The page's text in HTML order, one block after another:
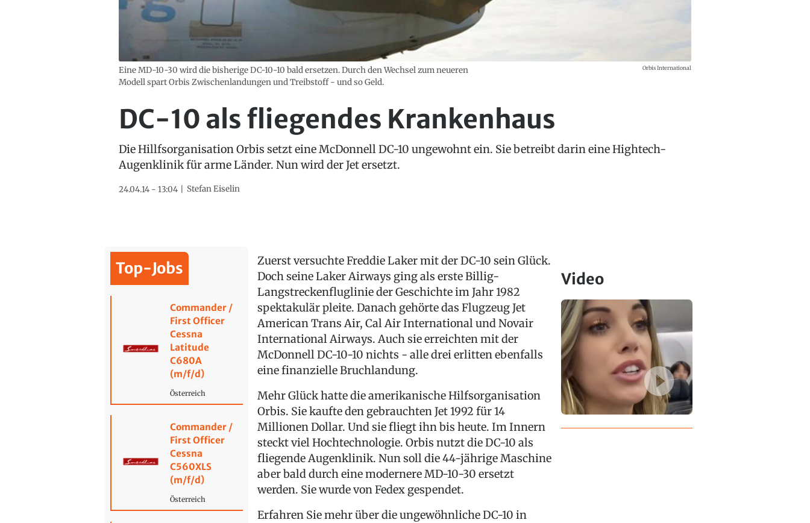
Eine MD-10-30 wird die bisherige DC-10-10 bald ersetzen. Durch den Wechsel zum neueren
Modell spart Orbis Zwischenlandungen und Treibstoff - und so Geld.
Orbis International
DC-10 als fliegendes Krankenhaus
Die Hillfsorganisation Orbis setzt eine McDonnell DC-10 ungewohnt ein. Sie betreibt darin eine Hightech-
Augenklinik für arme Länder. Nun wird der Jet ersetzt.
24.04.14 - 13:04 Stefan Eiselin
Top-Jobs
Commander /
First Officer
Cessna
Latitude
C680A
(m/f/d)
Österreich
Commander /
First Officer
Cessna
C560XLS
(m/f/d)
Österreich
Zuerst versuchte Freddie Laker mit der DC-10 sein Glück.
Doch seine Laker Airways ging als erste Billig-
Langstreckenfluglinie der Geschichte im Jahr 1982
spektakulär pleite. Danach gehörte das Flugzeug Jet
American Trans Air, Cal Air International und Novair
International Airways. Auch sie erreichten mit der
McDonnell DC-10-10 nichts - alle drei erlitten ebenfalls
eine finanzielle Bruchlandung.
Mehr Glück hatte die amerikanische Hilfsorganisation
Orbis. Sie kaufte den gebrauchten Jet 1992 für 14
Millionen Dollar. Und sie fliegt ihn bis heute. Im Innern
steckt viel Hochtechnologie. Orbis nutzt die DC-10 als
fliegende Augenklinik. Nun soll die 44-jährige Maschine
aber bald durch eine modernere MD-10-30 ersetzt
werden. Sie wurde von Fedex gespendet.
Erfahren Sie mehr über die ungewöhnliche DC-10 in
Video